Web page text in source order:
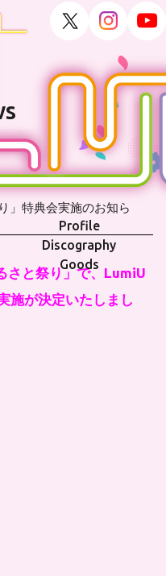
Profile
Discography
Goods
」特典会実施のお知ら
さと祭り」で、LumiU
施が決定いたしまし